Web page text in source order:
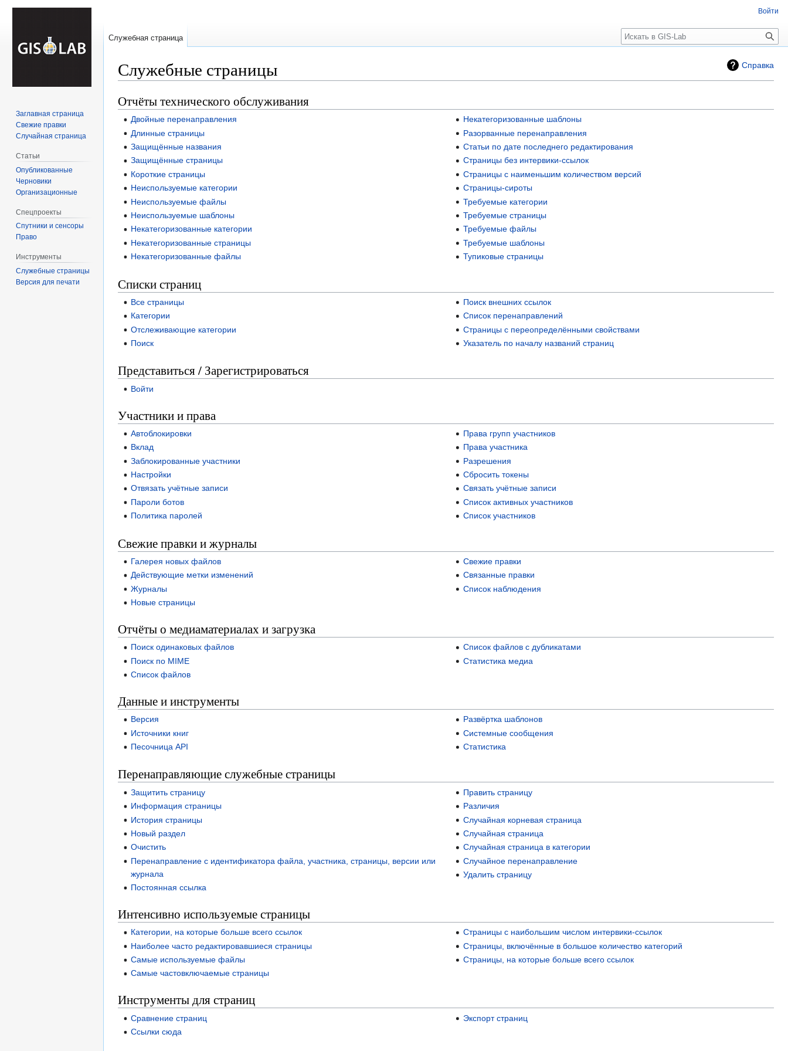
Справка
Служебные страницы
Перейти
к
навигации
Перейти
к
поиску
Отчёты технического обслуживания
Двойные перенаправления
Длинные страницы
Защищённые названия
Защищённые страницы
Короткие страницы
Неиспользуемые категории
Неиспользуемые файлы
Неиспользуемые шаблоны
Некатегоризованные категории
Некатегоризованные страницы
Некатегоризованные файлы
Некатегоризованные шаблоны
Разорванные перенаправления
Статьи по дате последнего редактирования
Страницы без интервики-ссылок
Страницы с наименьшим количеством версий
Страницы-сироты
Требуемые категории
Требуемые страницы
Требуемые файлы
Требуемые шаблоны
Тупиковые страницы
Списки страниц
Все страницы
Категории
Отслеживающие категории
Поиск
Поиск внешних ссылок
Список перенаправлений
Страницы с переопределёнными свойствами
Указатель по началу названий страниц
Представиться / Зарегистрироваться
Войти
Участники и права
Автоблокировки
Вклад
Заблокированные участники
Настройки
Отвязать учётные записи
Пароли ботов
Политика паролей
Права групп участников
Права участника
Разрешения
Сбросить токены
Связать учётные записи
Список активных участников
Список участников
Свежие правки и журналы
Галерея новых файлов
Действующие метки изменений
Журналы
Новые страницы
Свежие правки
Связанные правки
Список наблюдения
Отчёты о медиаматериалах и загрузка
Поиск одинаковых файлов
Поиск по MIME
Список файлов
Список файлов с дубликатами
Статистика медиа
Данные и инструменты
Версия
Источники книг
Песочница API
Развёртка шаблонов
Системные сообщения
Статистика
Перенаправляющие служебные страницы
Защитить страницу
Информация страницы
История страницы
Новый раздел
Очистить
Перенаправление с идентификатора файла, участника, страницы, версии или
журнала
Постоянная ссылка
Править страницу
Различия
Случайная корневая страница
Случайная страница
Случайная страница в категории
Случайное перенаправление
Удалить страницу
Интенсивно используемые страницы
Категории, на которые больше всего ссылок
Наиболее часто редактировавшиеся страницы
Самые используемые файлы
Самые частовключаемые страницы
Страницы с наибольшим числом интервики-ссылок
Страницы, включённые в большое количество категорий
Страницы, на которые больше всего ссылок
Инструменты для страниц
Сравнение страниц
Ссылки сюда
Экспорт страниц
Войти
Служебная страница Поиск
Заглавная страница
Свежие правки
Случайная страница
Статьи
Опубликованные
Черновики
Организационные
Спецпроекты
Спутники и сенсоры
Право
Инструменты
Служебные страницы
Версия для печати